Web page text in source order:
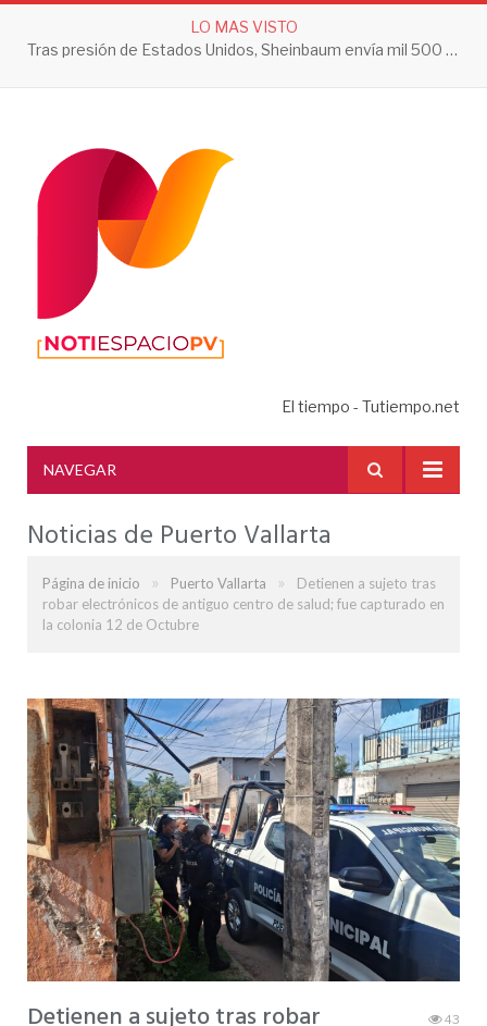
LO MAS VISTO
Tras presión de Estados Unidos, Sheinbaum envía mil 500 soldados a Michoacán
El tiempo - Tutiempo.net
NAVEGAR
Noticias de Puerto Vallarta
Página de inicio » Puerto Vallarta »
Detienen a sujeto tras
robar electrónicos de antiguo centro de salud; fue capturado en
la colonia 12 de Octubre
Detienen a sujeto tras robar
43